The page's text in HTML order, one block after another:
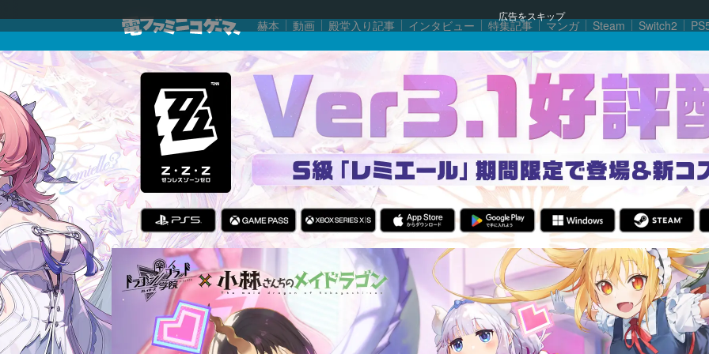
広告をスキップ
赫本 動画 殿堂入り記事 インタビュー 特集記事 マンガ Steam Switch2